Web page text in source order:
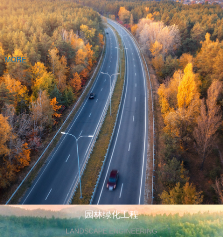
MORE
园林绿化工程
LANDSCAPE ENGINEERING